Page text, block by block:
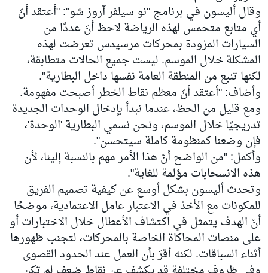
وقال أليسون في برنامج "نو سيلفر آروز شو": "أعتقد أنّ
أي متابع متحمس لهذه الرياضة لاحظ أنّ عددًا من
السيارات المزودة بمحركات مرسيدس تعرضت لهذه
المشكلة خلال الموسم. ليست جميع الحالات متطابقة،
لكنها تنبع من المنطقة العامة نفسها داخل البطارية".
وأضاف: "أعتقد أنّ معظم نقاط الخطر أصبحت مفهومة.
ومع قليل من الحظ، عندما نبدأ بإدخال الوحدات الجديدة
تدريجيًا خلال الموسم، ونحن نسمي البطارية 'الوحدة'،
فإن وضعنا كمنظومة كاملة سيتحسن".
وأكمل: "من الواضح أنّ هذا الأمر مهم بالنسبة إلينا، لأن
هذه الانسحابات مؤلمة للغاية".
وتحدث أليسون بشكل أوسع عن كيفية تصميم الفريق
للمكونات مع الأخذ في الاعتبار عامل الاعتمادية، موضحًا
أنّ الهدف يتمثل في اكتشاف الأعطال خلال الاختبارات أو
على منصات المحاكاة الخاصة بالمحركات، لتجنب ظهورها
أثناء السباقات. لكنه أقرّ بأن العمل عند الحدود القصوى